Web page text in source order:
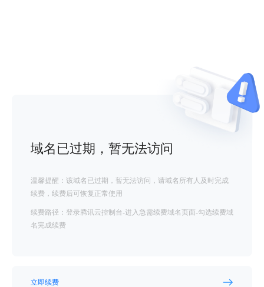
域名已过期，暂无法访问
温馨提醒：该域名已过期，暂无法访问，请域名所有人及时完成
续费，续费后可恢复正常使用
续费路径：登录腾讯云控制台-进入急需续费域名页面-勾选续费域
名完成续费
立即续费